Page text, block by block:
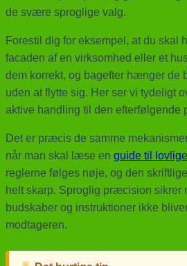
de svære sproglige valg.
Forestil dig for eksempel, at du skal
facaden af en virksomhed eller et
dem korrekt, og bagefter hænger de
uden at flytte sig. Her ser vi tydeligt
aktive handling til den efterfølgende
Det er præcis de samme
når man skal læse en guide til
reglerne følges nøje, og den
helt skarp. Sproglig præcision sikrer
budskaber og instruktioner ikke
modtageren.